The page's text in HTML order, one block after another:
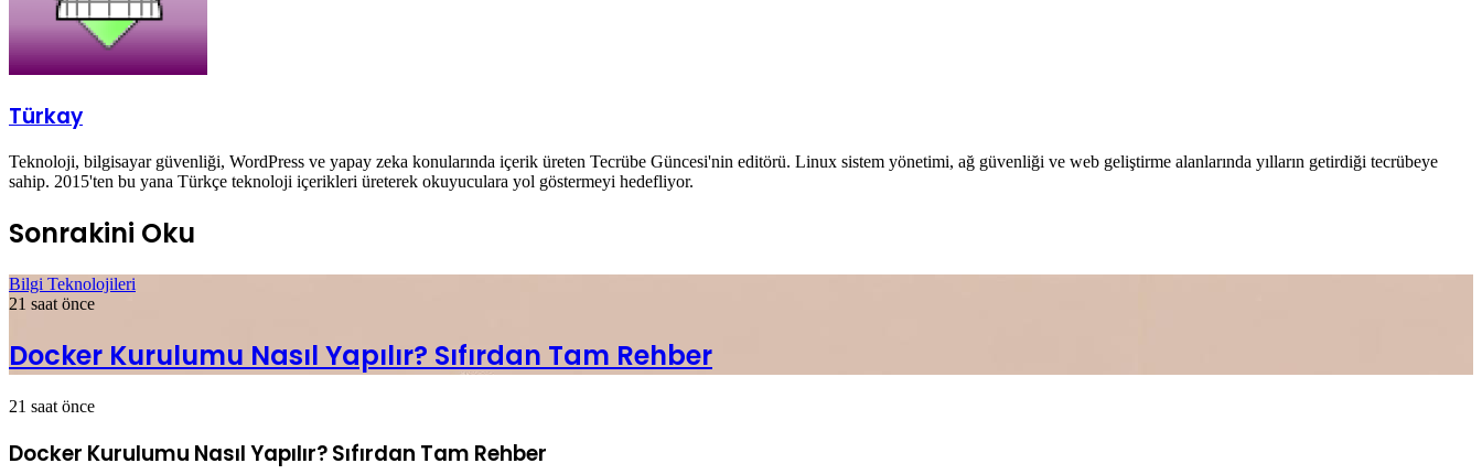
Türkay
Teknoloji, bilgisayar güvenliği, WordPress ve yapay zeka konularında içerik üreten Tecrübe Güncesi'nin editörü. Linux sistem yönetimi, ağ güvenliği ve web geliştirme alanlarında yılların getirdiği tecrübeye
sahip. 2015'ten bu yana Türkçe teknoloji içerikleri üreterek okuyuculara yol göstermeyi hedefliyor.
Sonrakini Oku
Bilgi Teknolojileri
21 saat önce
Docker Kurulumu Nasıl Yapılır? Sıfırdan Tam Rehber
21 saat önce
Docker Kurulumu Nasıl Yapılır? Sıfırdan Tam Rehber